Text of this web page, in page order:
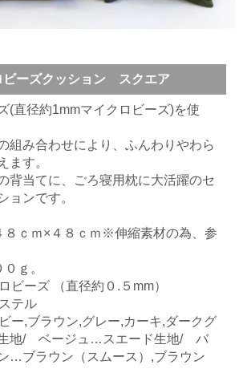
ビーズクッション スクエア
(直径約1mmマイクロビーズ)を使
組み合わせにより、ふんわりやわら
ます。
背当てに、ごろ寝用枕に大活躍のセ
ョンです。
ｃｍ×４８ｃｍ※伸縮素材の為、参
ｇ。
ーズ （直径約０.５mm）
テル
,ブラウン,グレー,カーキ,ダークグ
地/ ベージュ…スエード生地/ バ
…ブラウン（スムース）,ブラウン